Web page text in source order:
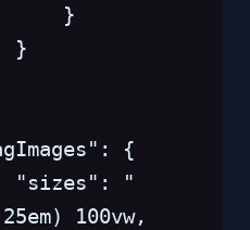
{
"
100vw,